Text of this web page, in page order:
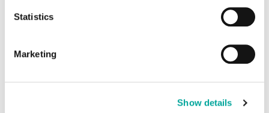
Statistics
Marketing
Show details
り、15の最先端データセンターを運用、さらに12
のサイトを開発中です。当社のデータセンター
スタマーサポートを提供しています。
データセンター拠点